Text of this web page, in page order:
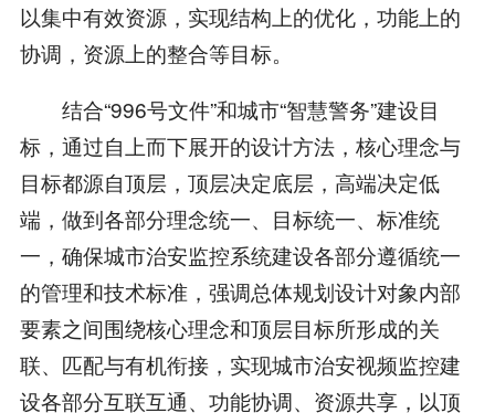
以集中有效资源，实现结构上的优化，功能上的
协调，资源上的整合等目标。
结合“996号文件”和城市“智慧警务”建设目
标，通过自上而下展开的设计方法，核心理念与
目标都源自顶层，顶层决定底层，高端决定低
端，做到各部分理念统一、目标统一、标准统
一，确保城市治安监控系统建设各部分遵循统一
的管理和技术标准，强调总体规划设计对象内部
要素之间围绕核心理念和顶层目标所形成的关
联、匹配与有机衔接，实现城市治安视频监控建
设各部分互联互通、功能协调、资源共享，以顶